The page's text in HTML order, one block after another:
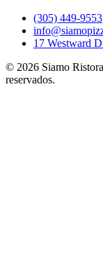
(305) 449-9553
17 Westward
© 2026 Siamo
reservados.